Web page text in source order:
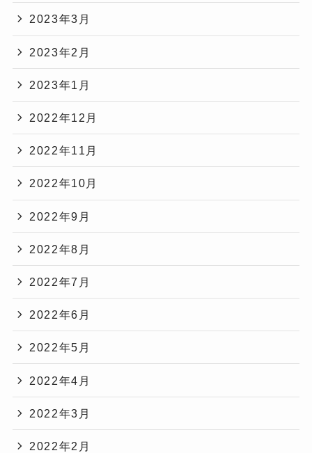
2023年3月
2023年2月
2023年1月
2022年12月
2022年11月
2022年10月
2022年9月
2022年8月
2022年7月
2022年6月
2022年5月
2022年4月
2022年3月
2022年2月